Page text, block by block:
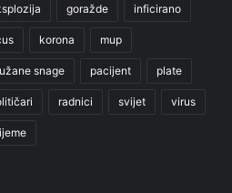
goražde inficirano
korona mup
snage pacijent plate
radnici svijet virus